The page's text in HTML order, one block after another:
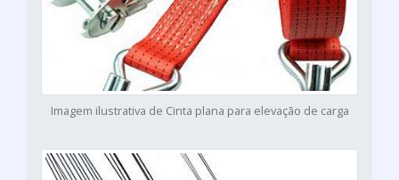
Imagem ilustrativa de Cinta plana para elevação de carga